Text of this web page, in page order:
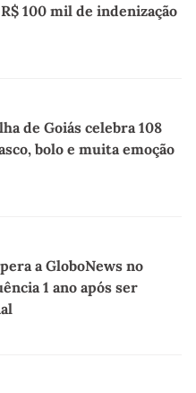
100 mil de indenização
de Goiás celebra 108
bolo e muita emoção
a GloboNews no
1 ano após ser